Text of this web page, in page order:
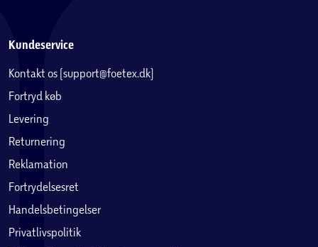
Kundeservice
Kontakt os (support@foetex.dk)
Fortryd køb
Levering
Returnering
Reklamation
Fortrydelsesret
Handelsbetingelser
Privatlivspolitik